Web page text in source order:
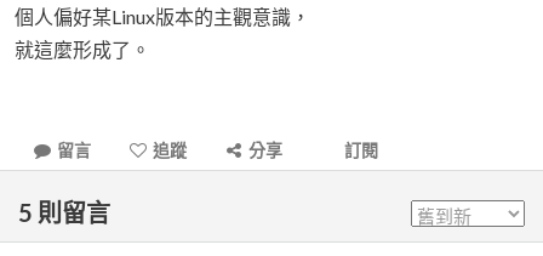
個人偏好某Linux版本的主觀意識，
就這麼形成了。
留言 追蹤 分享 訂閱
5 則留言